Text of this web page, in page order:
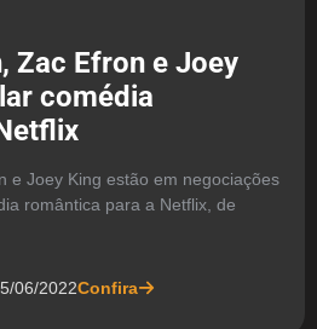
Zac Efron e Joey
comédia
e Joey King estão em negociações
romântica para a Netflix, de
06/2022Confira